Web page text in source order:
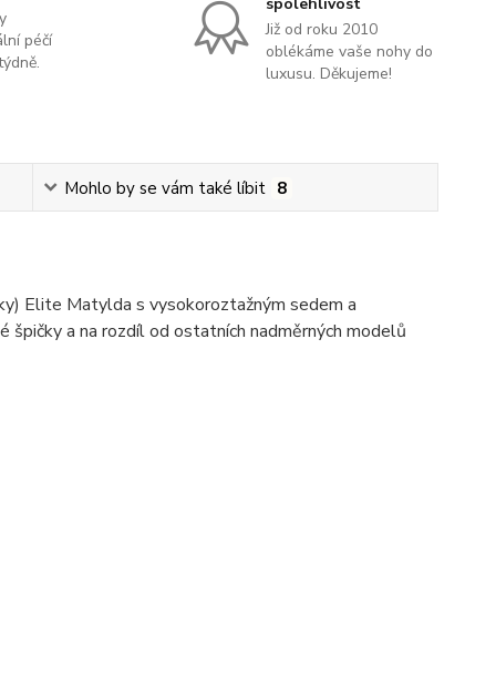
péčí
Již od roku 2010
oblékáme vaše nohy do
luxusu. Děkujeme!
Mohlo by se vám také líbit 8
Elite Matylda s vysokoroztažným sedem a
a na rozdíl od ostatních nadměrných modelů